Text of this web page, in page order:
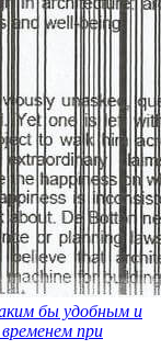
бы удобным и
при